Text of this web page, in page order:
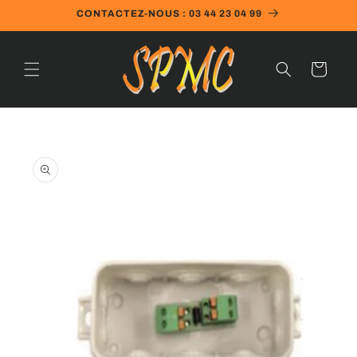
au
CONTACTEZ-NOUS : 03 44 23 04 99
Panier
informations
produits